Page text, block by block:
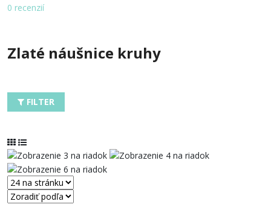
0 recenzií
Zlaté náušnice kruhy
FILTER